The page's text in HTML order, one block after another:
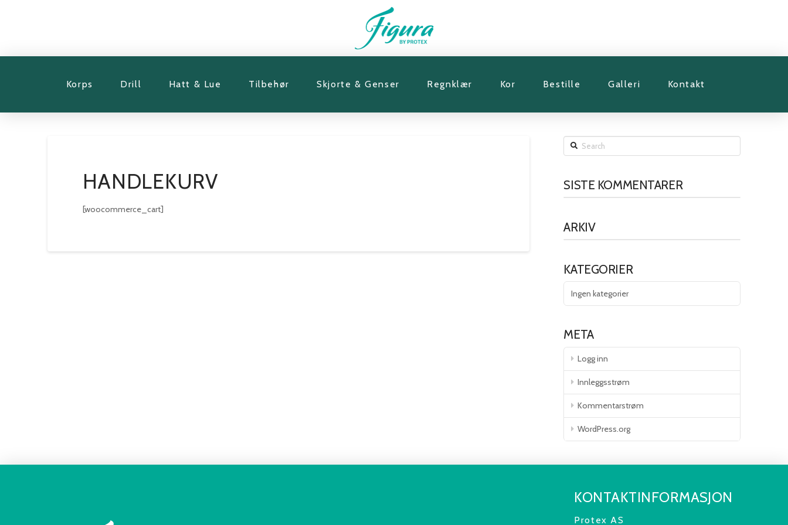
Korps Drill Hatt & Lue Tilbehør Skjorte & Genser Regnklær Kor Bestille Galleri Kontakt
HANDLEKURV
[woocommerce_cart]
Search
SISTE KOMMENTARER
ARKIV
KATEGORIER
Ingen kategorier
META
Logg inn
Innleggsstrøm
Kommentarstrøm
WordPress.org
KONTAKTINFORMASJON
Protex AS